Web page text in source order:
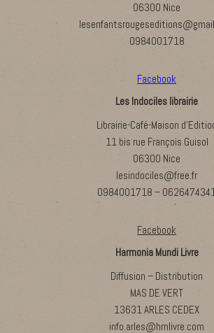
06300 Nice
0984001718
Facebook
Les Indociles librairie
Librairie-Café-Maison
11 bis rue François Guisol
06300 Nice
lesindociles@free.fr
0984001718 –
Facebook
Harmonia Mundi Livre
Diffusion – Distribution
MAS DE VERT
13631 ARLES CEDEX
info.arles@hmlivre.com